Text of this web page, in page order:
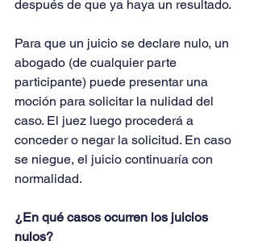
después de que ya haya un resultado.
Para que un juicio se declare nulo, un
abogado (de cualquier parte
participante) puede presentar una
moción para solicitar la nulidad del
caso. El juez luego procederá a
conceder o negar la solicitud. En caso
se niegue, el juicio continuaría con
normalidad.
¿En qué casos ocurren los juicios
nulos?